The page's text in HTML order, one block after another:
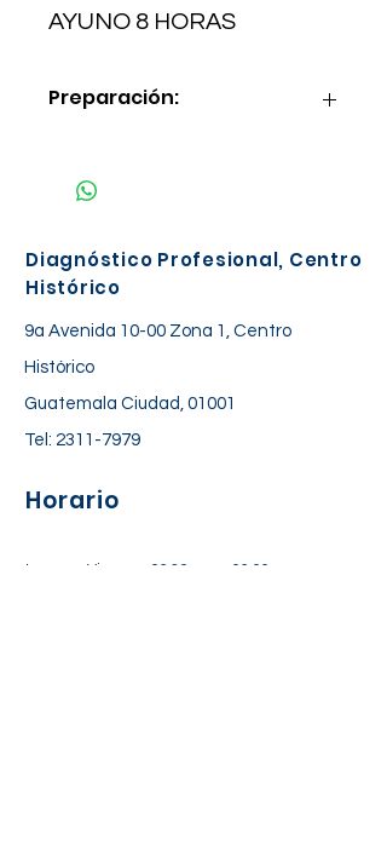
AYUNO 8 HORAS
Preparación:
Diagnóstico Profesional, Centro
Histórico
9a Avenida 10-00 Zona 1, Centro
Histórico
Guatemala Ciudad, 01001
Tel: 2311-7979
Horario
Lunes a Viernes: 06:30 am – 06:00 pm